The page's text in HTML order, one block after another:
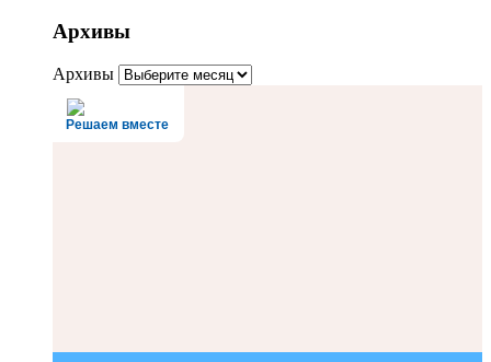
Архивы
Архивы
Решаем вместе